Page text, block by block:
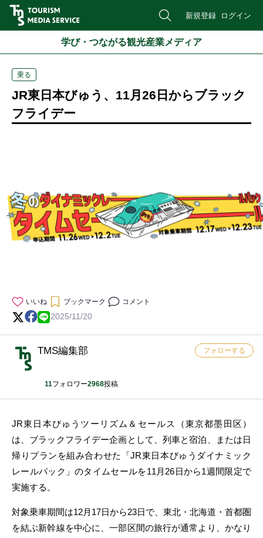
新規登録 ログイン
学び・つながる観光産業メディア
乗る
JR東日本びゅう、11月26日からブラック
フライデー
いいね ブックマーク コメント
2025/11/20
TMS編集部
11フォロワー2968投稿
フォローする
JR東日本びゅうツーリズム＆セールス（東京都墨田区）
は、ブラックフライデー企画として、列車と宿泊、または日
帰りプランを組み合わせた「JR東日本びゅうダイナミック
レールパック」のタイムセールを11月26日から1週間限定で
実施する。
対象乗車期間は12月17日から23日で、東北・北海道・首都圏
を結ぶ新幹線を中心に、一部区間の旅行が通常より、かなり